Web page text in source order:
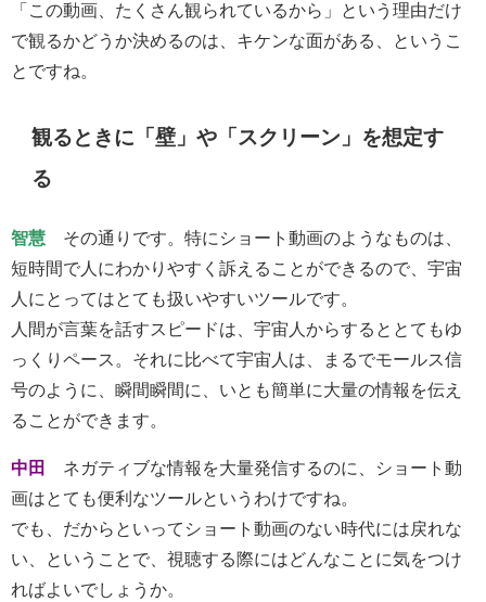
「この動画、たくさん観られているから」という理由だけ
で観るかどうか決めるのは、キケンな面がある、というこ
とですね。
観るときに「壁」や「スクリーン」を想定す
る
智慧 その通りです。特にショート動画のようなものは、
短時間で人にわかりやすく訴えることができるので、宇宙
人にとってはとても扱いやすいツールです。
人間が言葉を話すスピードは、宇宙人からするととてもゆ
っくりペース。それに比べて宇宙人は、まるでモールス信
号のように、瞬間瞬間に、いとも簡単に大量の情報を伝え
ることができます。
中田
ネガティブな情報を大量発信するのに、ショート動
画はとても便利なツールというわけですね。
でも、だからといってショート動画のない時代には戻れな
い、ということで、視聴する際にはどんなことに気をつけ
ればよいでしょうか。